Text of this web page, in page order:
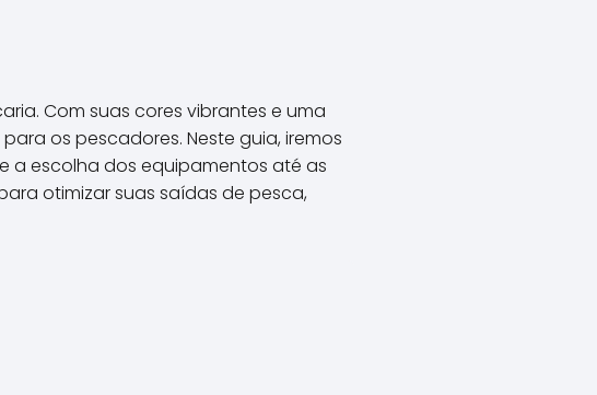
Com suas cores vibrantes e uma
os pescadores. Neste guia, iremos
a escolha dos equipamentos até as
otimizar suas saídas de pesca,